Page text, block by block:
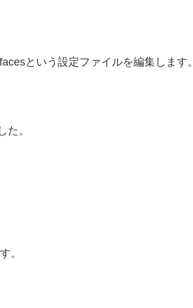
という設定ファイルを編集します。
。
。